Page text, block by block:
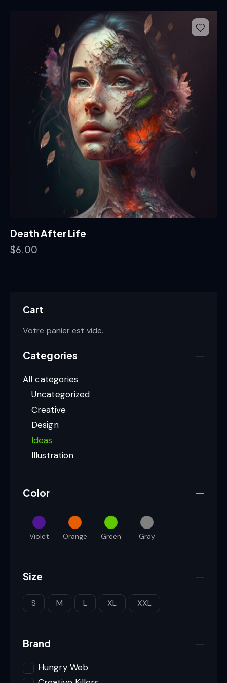
Death After Life
$6.00
Cart
Votre panier est vide.
Categories
All categories
Uncategorized
Creative
Design
Ideas
Illustration
Color
Violet Orange Green Gray
Size
S M L XL XXL
Brand
Hungry Web